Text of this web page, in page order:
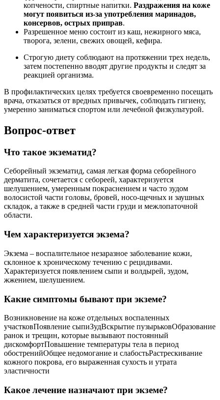
копчености, спиртные напитки. Раздражения на коже
могут появиться из-за употребления маринадов,
консервов, острых приправ.
Разрешенное меню состоит из каш, нежирного мяса,
творога, зелени, свежих овощей, кефира.
Строгую диету соблюдают на протяжении трех недель,
затем постепенно вводят другие продукты и следят за
реакцией организма.
В профилактических целях требуется своевременно посещать
врача, отказаться от вредных привычек, соблюдать гигиену,
умеренно заниматься спортом или лечебной физкультурой.
Вопрос-ответ
Что такое экзематид?
Себорейный экзематид, самая легкая форма себорейного
дерматита, сочетается с себореей, характеризуется
шелушением, умеренным покраснением и часто зудом
волосистой части головы, бровей, носо-щечных и заушных
складок, а также в средней части груди и межлопаточной
области.
Чем характеризуется экзема?
Экзема – воспалительное незаразное заболевание кожи,
склонное к хроническому течению с рецидивами.
Характеризуется появлением сыпи и волдырей, зудом,
жжением, шелушением.
Какие симптомы бывают при экземе?
Возникновение на коже отдельных воспаленных
участковПоявление сыпиЗудВскрытие пузырьковОбразование
ранок и трещин, которые вызывают постоянный
дискомфортПовышение температуры тела в период
обостренийОбщее недомогание и слабостьРастрескивание
кожного покрова, его выраженная сухость и утрата
эластичности
Какое лечение назначают при экземе?